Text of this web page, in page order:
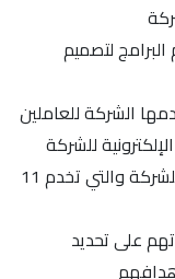
لتصميم
الشركة للعاملين
للشركة
بناء وإدارة منصة التعليم الإلكترونية للشركة والتي تخدم 11
على تحديد